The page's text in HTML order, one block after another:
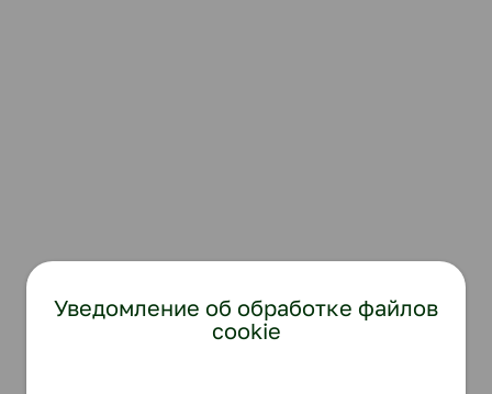
Уведомление об обработке файлов
cookie